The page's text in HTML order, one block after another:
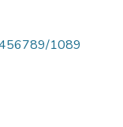
1089